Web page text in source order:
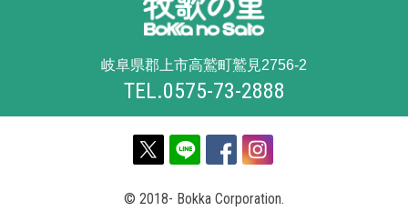
岐阜県郡上市高鷲町鷲見2756-2
TEL.0575-73-2888
© 2018- Bokka Corporation.